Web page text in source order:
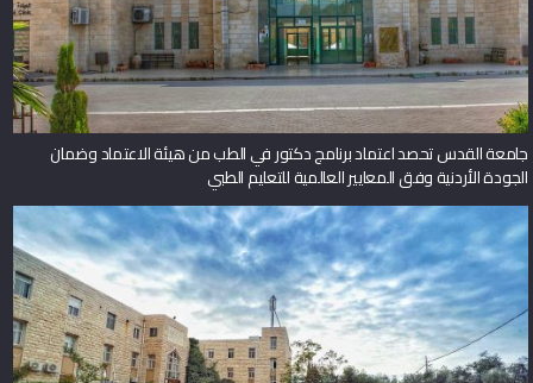
جامعة القدس تحصد اعتماد برنامج دكتور في الطب من هيئة الاعتماد وضمان
الجودة الأردنية وفق المعايير العالمية للتعليم الطبي